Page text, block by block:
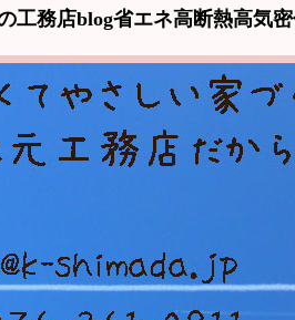
工務店blog省エネ高断熱高気